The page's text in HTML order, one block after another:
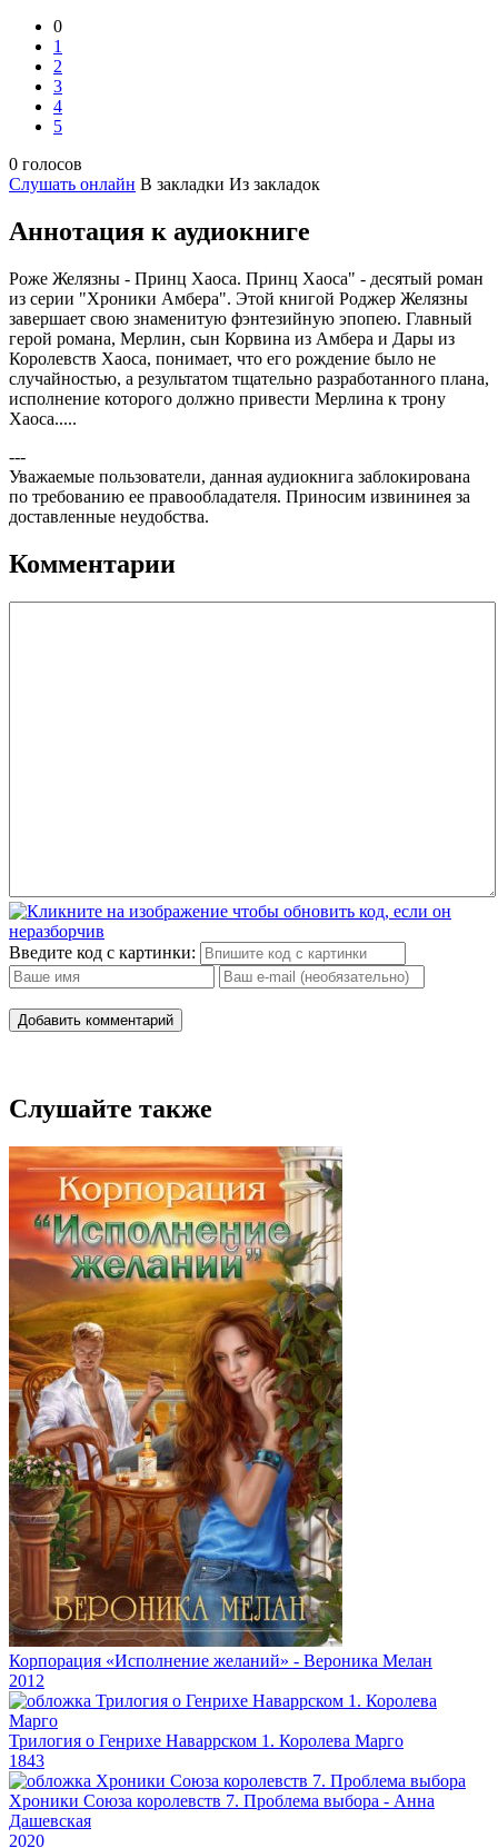
0
1
2
3
4
5
0 голосов
Слушать онлайн В закладки Из закладок
Аннотация к аудиокниге
Роже Желязны - Принц Хаоса. Принц Хаоса" - десятый роман
из серии "Хроники Амбера". Этой книгой Роджер Желязны
завершает свою знаменитую фэнтезийную эпопею. Главный
герой романа, Мерлин, сын Корвина из Амбера и Дары из
Королевств Хаоса, понимает, что его рождение было не
случайностью, а результатом тщательно разработанного плана,
исполнение которого должно привести Мерлина к трону
Хаоса.....
---
Уважаемые пользователи, данная аудиокнига заблокирована
по требованию ее правообладателя. Приносим извининея за
доставленные неудобства.
Комментарии
Введите код с картинки:
Добавить комментарий
Слушайте также
Корпорация «Исполнение желаний» - Вероника Мелан
2012
Трилогия о Генрихе Наваррском 1. Королева Марго
1843
Хроники Союза королевств 7. Проблема выбора - Анна
Дашевская
2020